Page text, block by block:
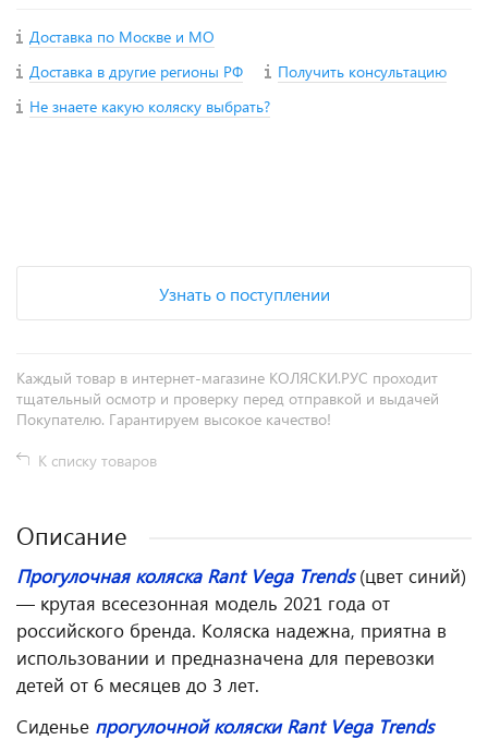
Доставка по Москве и МО
Доставка в другие регионы РФ
Получить консультацию
Не знаете какую коляску выбрать?
Узнать о поступлении
Каждый товар в интернет-магазине КОЛЯСКИ.РУС проходит
тщательный осмотр и проверку перед отправкой и выдачей
Покупателю. Гарантируем высокое качество!
К списку товаров
Описание
Прогулочная коляска Rant Vega Trends(цвет синий)
— крутая всесезонная модель 2021 года от
российского бренда. Коляска надежна, приятна в
использовании и предназначена для перевозки
детей от 6 месяцев до 3 лет.
Сиденье прогулочной коляски Rant Vega Trends